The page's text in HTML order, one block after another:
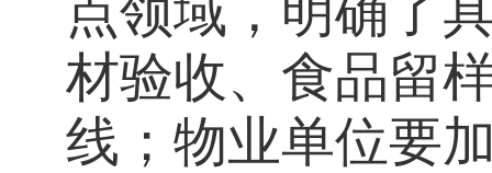
点领域，明确了
材验收、食品留
线；物业单位要